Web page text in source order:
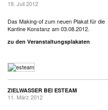
19. Juli 2012
Das Making-of zum neuen Plakat für die
Kantine Konstanz am 03.08.2012.
zu den Veranstaltungsplakaten
ZIELWASSER BEI ESTEAM
11. März 2012